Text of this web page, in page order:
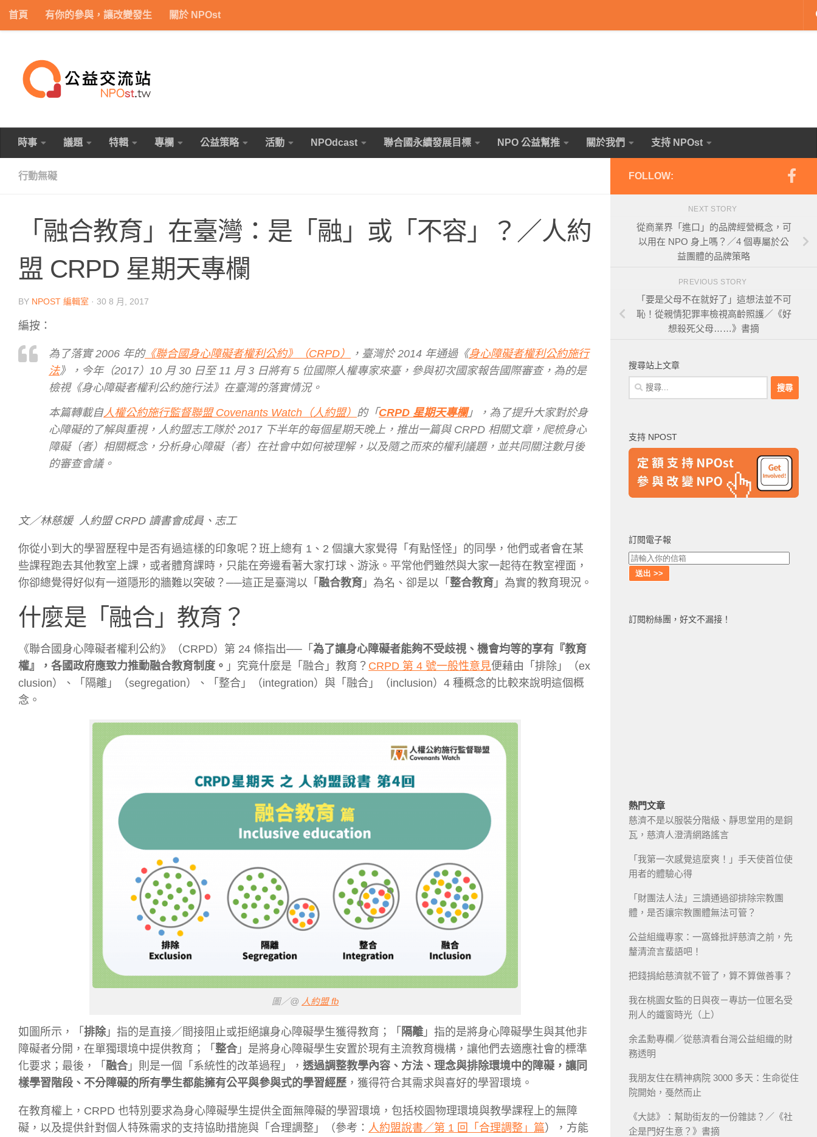
Skip to content
首頁 有你的參與，讓改變發生 關於 NPOst
時事 議題 特輯 專欄 公益策略 活動 NPOdcast 聯合國永續發展目標 NPO 公益幫推 關於我們 支持 NPOst
行動無礙
「融合教育」在臺灣：是「融」或「不容」？／人約
盟 CRPD 星期天專欄
BY NPOST 編輯室 · 30 8 月, 2017
編按：
為了落實 2006 年的《聯合國身心障礙者權利公約》（CRPD） ，臺灣於 2014 年通過《身心障礙者權利公約施行
法》，今年（2017）10 月 30 日至 11 月 3 日將有 5 位國際人權專家來臺，參與初次國家報告國際審查，為的是
檢視《身心障礙者權利公約施行法》在臺灣的落實情況。
本篇轉載自人權公約施行監督聯盟 Covenants Watch（人約盟） 的「CRPD 星期天專欄」，為了提升大家對於身
心障礙的了解與重視，人約盟志工隊於 2017 下半年的每個星期天晚上，推出一篇與 CRPD 相關文章，爬梳身心
障礙（者）相關概念，分析身心障礙（者）在社會中如何被理解，以及隨之而來的權利議題，並共同關注數月後
的審查會議。
文／林慈媛 人約盟 CRPD 讀書會成員、志工
你從小到大的學習歷程中是否有過這樣的印象呢？班上總有 1、2 個讓大家覺得「有點怪怪」的同學，他們或者會在某
些課程跑去其他教室上課，或者體育課時，只能在旁邊看著大家打球、游泳。平常他們雖然與大家一起待在教室裡面，
你卻總覺得好似有一道隱形的牆難以突破？──這正是臺灣以 「 融合教育 」為名、卻是以「 整合教育 」為實的教育現況。
什麼是「融合」教育？
《聯合國身心障礙者權利公約》（CRPD）第 24 條指出──「 為了讓身心障礙者能夠不受歧視、機會均等的享有『教育
權』，各國政府應致力推動融合教育制度。 」究竟什麼是「融合」教育？ CRPD 第 4 號一般性意見便藉由「排除」（ex
clusion）、「隔離」（segregation）、「整合」（integration）與「融合」（inclusion）4 種概念的比較來說明這個概
念。
圖／@ 人約盟 fb
如圖所示，「 排除」指的是直接／間接阻止或拒絕讓身心障礙學生獲得教育；「 隔離 」指的是將身心障礙學生與其他非
障礙者分開，在單獨環境中提供教育；「 整合」是將身心障礙學生安置於現有主流教育機構，讓他們去適應社會的標準
化要求；最後，「 融合」則是一個「系統性的改革過程」， 透過調整教學內容、方法、理念與排除環境中的障礙，讓同
樣學習階段、不分障礙的所有學生都能擁有公平與參與式的學習經歷 ，獲得符合其需求與喜好的學習環境。
在教育權上，CRPD 也特別要求為身心障礙學生提供全面無障礙的學習環境，包括校園物理環境與教學課程上的無障
礙，以及提供針對個人特殊需求的支持協助措施與「合理調整」（參考： 人約盟說書／第 1 回「合理調整」篇 ），方能
FOLLOW:
NEXT STORY
從商業界「進口」的品牌經營概念，可
以用在 NPO 身上嗎？／4 個專屬於公
益團體的品牌策略
PREVIOUS STORY
「要是父母不在就好了」這想法並不可
恥！從親情犯罪率檢視高齡照護／《好
想殺死父母……》書摘
搜尋站上文章
搜
尋
字:
支持 NPOST
訂閱電子報
訂閱粉絲團，好文不漏接！
熱門文章
慈濟不是以服裝分階級、靜思堂用的是銅
瓦，慈濟人澄清網路謠言
「我第一次感覺這麼爽！」手天使首位使
用者的體驗心得
「財團法人法」三讀通過卻排除宗教團
體，是否讓宗教團體無法可管？
公益組織專家：一窩蜂批評慈濟之前，先
釐清流言蜚語吧！
把錢捐給慈濟就不管了，算不算做善事？
我在桃園女監的日與夜－專訪一位匿名受
刑人的鐵窗時光（上）
余孟勳專欄／從慈濟看台灣公益組織的財
務透明
我朋友住在精神病院 3000 多天：生命從住
院開始，戞然而止
《大誌》：幫助街友的一份雜誌？／《社
企是門好生意？》書摘